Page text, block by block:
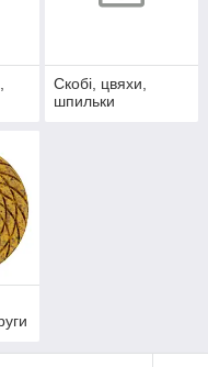
Скобі, цвяхи,
шпильки